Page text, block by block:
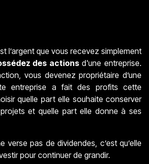
l’argent que vous recevez simplement
des actionsd'une entreprise.
vous devenez propriétaire d’une
entreprise a fait des profits cette
quelle part elle souhaite conserver
et quelle part elle donne à ses
verse pas de dividendes, c’est qu’elle
pour continuer de grandir.